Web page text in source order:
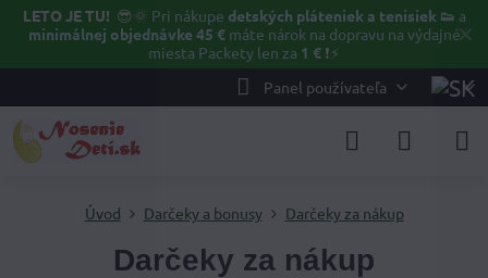
✕
LETO JE TU! 😎🌞 Pri nákupe detských pláteniek a tenisiek 👟 a
minimálnej objednávke 45 €máte nárok na dopravu na výdajné
miesta Packety len za 1 € ❗⚡️
Panel používateľa
Úvod Darčeky a bonusy Darčeky za nákup
Darčeky za nákup